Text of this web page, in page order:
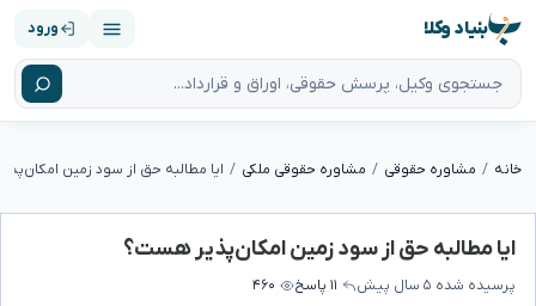
بنیاد وکلا ورود
خانه مشاوره حقوقی مشاوره حقوقی ملکی ایا مطالبه حق از سود زمین
ایا مطالبه حق از سود زمین امکان‌پذیر هست؟
پرسیده شده ۵ سال پیش ۱۱ پاسخ ۴۶۰